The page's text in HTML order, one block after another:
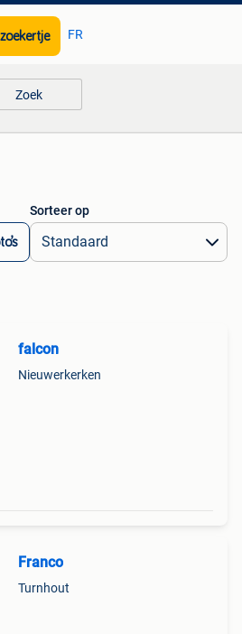
FR
Zoek
Sorteer op
falcon
Nieuwerkerken
Franco
Turnhout